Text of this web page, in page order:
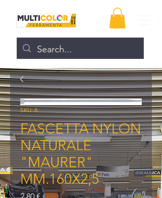
SKU: 8
FASCETTA NYLON
NATURALE
"MAURER"
MM.160X2,5
Prezzo